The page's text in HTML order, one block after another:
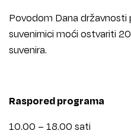
Povodom Dana
suvenirnici moći ostvariti
suvenira.
Raspored programa
10.00 – 18.00 sati